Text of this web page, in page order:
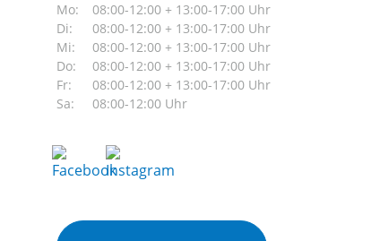
Mo:
08:00-12:00 + 13:00-17:00 Uhr
Di:
08:00-12:00 + 13:00-17:00 Uhr
Mi:
08:00-12:00 + 13:00-17:00 Uhr
Do:
08:00-12:00 + 13:00-17:00 Uhr
Fr:
08:00-12:00 + 13:00-17:00 Uhr
Sa:
08:00-12:00 Uhr